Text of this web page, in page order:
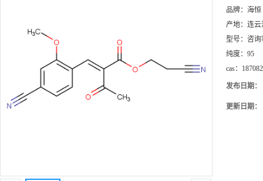
品牌： 海恒
产地： 连云
型号： 咨询
纯度： 95
cas：
发布日期：
更新日期：